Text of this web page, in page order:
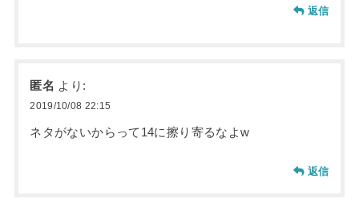
返信
匿名 より:
2019/10/08 22:15
ネタがないからって14に擦り寄るなよw
返信